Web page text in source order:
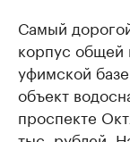
Самый
корпус общей
уфимской
объект
проспекте